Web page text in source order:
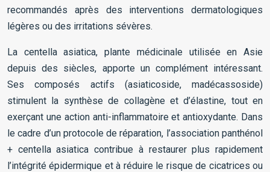
recommandés après des interventions dermatologiques
légères ou des irritations sévères.
La centella asiatica, plante médicinale utilisée en Asie
depuis des siècles, apporte un complément intéressant.
Ses composés actifs (asiaticoside, madécassoside)
stimulent la synthèse de collagène et d’élastine, tout en
exerçant une action anti-inflammatoire et antioxydante. Dans
le cadre d’un protocole de réparation, l’association panthénol
+ centella asiatica contribue à restaurer plus rapidement
l’intégrité épidermique et à réduire le risque de cicatrices ou